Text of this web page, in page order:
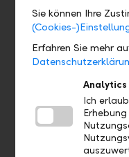
Gibt es eine
finde ich sie?
Wo finde ich
Wo sehe ich
habe?
Sie können Ihre
(Cookies-
Erfahren Sie mehr
Analytics
Ich